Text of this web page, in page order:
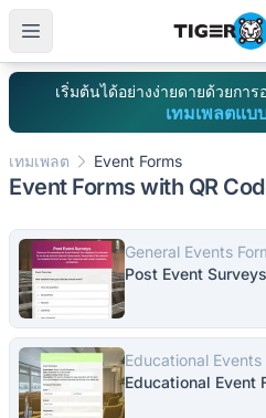
เริ่มต้นได้อย่างง่ายดายด้วยกา
เทมเพลตแบ
เทมเพลต Event Forms
Event Forms with QR
General Events
Post Event Surveys
Educational Events
Educational Event